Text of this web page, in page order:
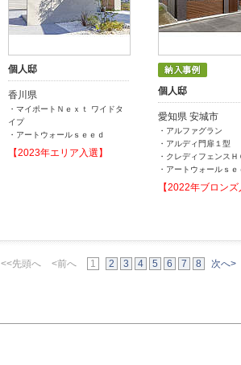
個人邸
香川県
・マイポートＮｅｘｔ ワイドタ
イプ
・アートウォールｓｅｅｄ
【2023年エリア入選】
個人邸
愛知県 安城市
・アルファグラン
・アルディ門扉１型
・クレディフェンス
・アートウォールｓｅ
【2022年ブロンズ
<<先頭へ <前へ 1 2 3 4 5 6 7 8 次へ>